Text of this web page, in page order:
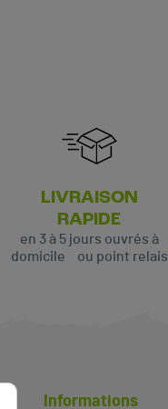
LIVRAISON
RAPIDE
en 3 à 5 jours ouvrés à
domicile ou point relais
Informations